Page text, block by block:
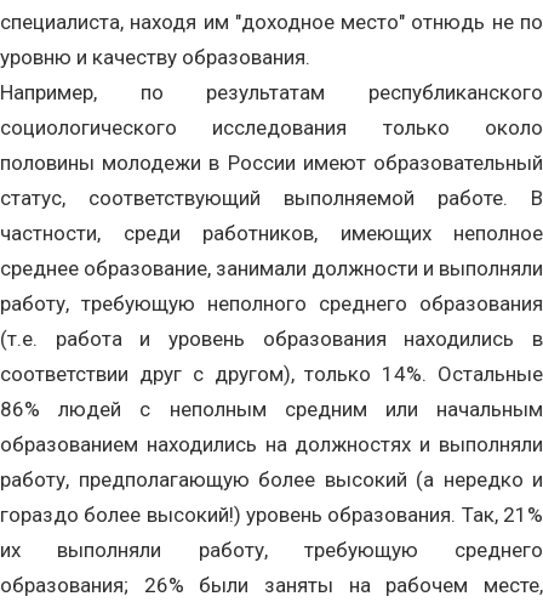
специалиста, находя им "доходное место" отнюдь не по
уровню и качеству образования.
Например, по результатам республиканского
социологического исследования только около
половины молодежи в России имеют образовательный
статус, соответствующий выполняемой работе. В
частности, среди работников, имеющих неполное
среднее образование, занимали должности и выполняли
работу, требующую неполного среднего образования
(т.е. работа и уровень образования находились в
соответствии друг с другом), только 14%. Остальные
86% людей с неполным средним или начальным
образованием находились на должностях и выполняли
работу, предполагающую более высокий (а нередко и
гораздо более высокий!) уровень образования. Так, 21%
их выполняли работу, требующую среднего
образования; 26% были заняты на рабочем месте,